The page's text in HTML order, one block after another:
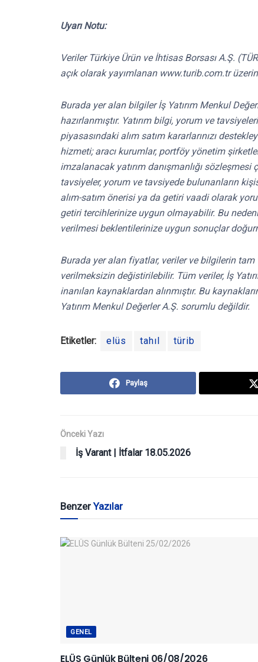
Uyarı Notu:
Veriler Türkiye Ürün ve İhtisas Borsası A.Ş.
açık olarak yayımlanan www.turib.com.tr
Burada yer alan bilgiler İş Yatırım Menkul
hazırlanmıştır. Yatırım bilgi, yorum ve
piyasasındaki alım satım kararlarınızı
hizmeti; aracı kurumlar, portföy yönetim
imzalanacak yatırım danışmanlığı
tavsiyeler, yorum ve tavsiyede bulunanların
alım-satım önerisi ya da getiri vaadi olarak
getiri tercihlerinize uygun olmayabilir. Bu
verilmesi beklentilerinize uygun sonuçlar
Burada yer alan fiyatlar, veriler ve bilgilerin
verilmeksizin değistirilebilir. Tüm veriler, İş
inanılan kaynaklardan alınmıştır. Bu
Yatırım Menkul Değerler A.Ş. sorumlu değildir.
Etiketler: elüs tahıl türib
Paylaş
Önceki Yazı
İş Varant | İtfalar 18.05.2026
BenzerYazılar
GENEL
ELÜS Günlük Bülteni 06/08/2026